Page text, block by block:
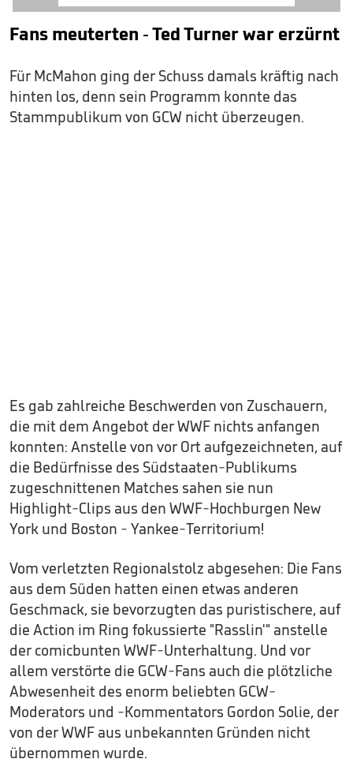
Fans meuterten - Ted Turner war erzürnt
Für McMahon ging der Schuss damals kräftig nach
hinten los, denn sein Programm konnte das
Stammpublikum von GCW nicht überzeugen.
Es gab zahlreiche Beschwerden von Zuschauern,
die mit dem Angebot der WWF nichts anfangen
konnten: Anstelle von vor Ort aufgezeichneten, auf
die Bedürfnisse des Südstaaten-Publikums
zugeschnittenen Matches sahen sie nun
Highlight-Clips aus den WWF-Hochburgen New
York und Boston - Yankee-Territorium!
Vom verletzten Regionalstolz abgesehen: Die Fans
aus dem Süden hatten einen etwas anderen
Geschmack, sie bevorzugten das puristischere, auf
die Action im Ring fokussierte "Rasslin'" anstelle
der comicbunten WWF-Unterhaltung. Und vor
allem verstörte die GCW-Fans auch die plötzliche
Abwesenheit des enorm beliebten GCW-
Moderators und -Kommentators Gordon Solie, der
von der WWF aus unbekannten Gründen nicht
übernommen wurde.